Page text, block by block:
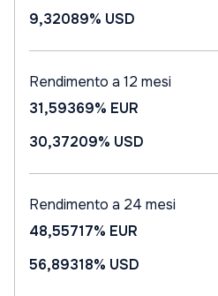
9,32089% USD
Rendimento a 12 mesi
31,59369% EUR
30,37209% USD
Rendimento a 24 mesi
48,55717% EUR
56,89318% USD